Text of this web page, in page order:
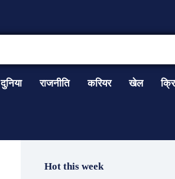
दुनिया राजनीति करियर खेल
Hot this week